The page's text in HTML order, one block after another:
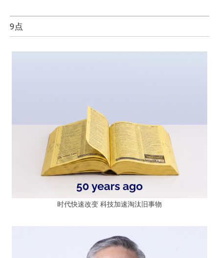
9点
时代快速改变 科技加速淘汰旧事物